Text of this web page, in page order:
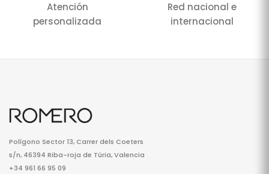
Atención
personalizada
Red nacional e
internacional
Polígono Sector 13, Carrer dels Coeters
s/n, 46394 Riba-roja de Túria, Valencia
+34 961 66 95 09